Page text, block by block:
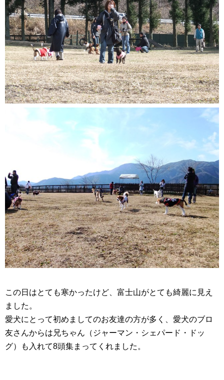
この日はとても寒かったけど、富士山がとても綺麗に見え
ました。
愛犬にとって初めましてのお友達の方が多く、愛犬のブロ
友さんからは兄ちゃん（ジャーマン・シェパード・ドッ
グ）も入れて8頭集まってくれました。